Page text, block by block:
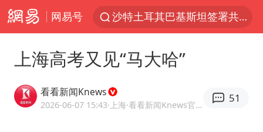
网易号
沙特土耳其巴基斯坦签署共同防务协议
中医教你一招提升气血
上海高考又见“马大哈”
看看新闻Knews
2026-06-07 15:43·上海 ·看看新闻Knews官方网易号
51